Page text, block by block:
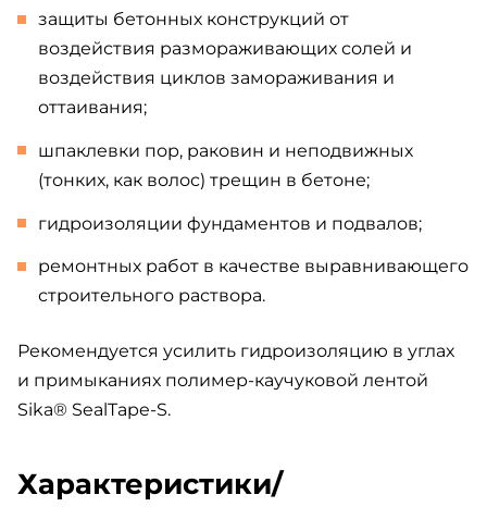
защиты бетонных конструкций от
воздействия размораживающих солей и
воздействия циклов замораживания и
оттаивания;
шпаклевки пор, раковин и неподвижных
(тонких, как волос) трещин в бетоне;
гидроизоляции фундаментов и подвалов;
ремонтных работ в качестве выравнивающего
строительного раствора.
Рекомендуется усилить гидроизоляцию в углах
и примыканиях полимер-каучуковой лентой
Sika® SealTape-S.
Характеристики/